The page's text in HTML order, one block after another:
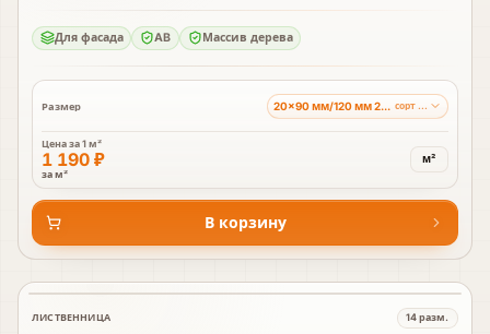
Для фасада AB Массив дерева
Размер 20×90 мм/120 мм 2-4 мсорт BC
Цена за1 м²
1 190 ₽
за м²
м²
В корзину
В наличии
ЛИСТВЕННИЦА 14разм.